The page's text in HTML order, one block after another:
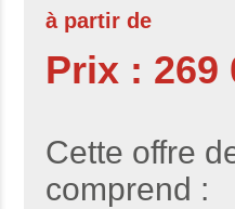
à partir de
Prix : 269
Cette offre
comprend :